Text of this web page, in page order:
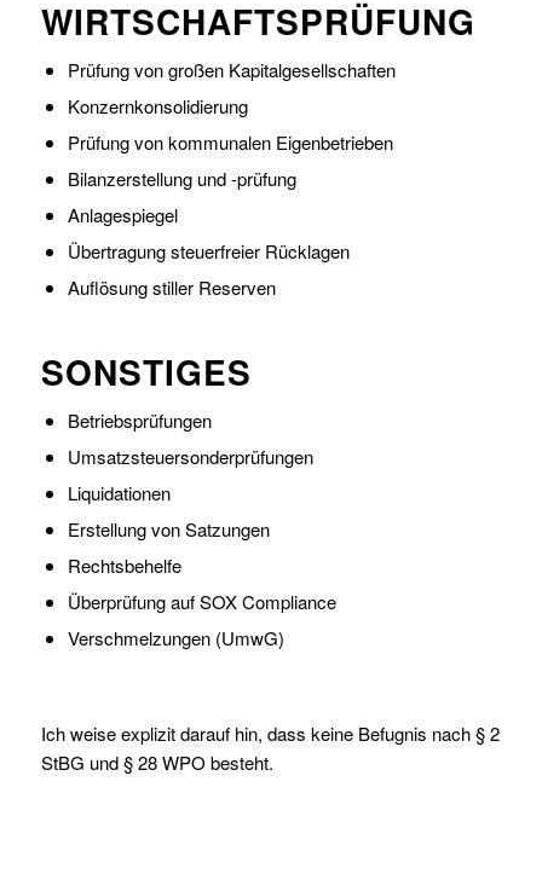
WIRTSCHAFTSPRÜFUNG
Prüfung von großen Kapitalgesellschaften
Konzernkonsolidierung
Prüfung von kommunalen Eigenbetrieben
Bilanzerstellung und -prüfung
Anlagespiegel
Übertragung steuerfreier Rücklagen
Auflösung stiller Reserven
SONSTIGES
Betriebsprüfungen
Umsatzsteuersonderprüfungen
Liquidationen
Erstellung von Satzungen
Rechtsbehelfe
Überprüfung auf SOX Compliance
Verschmelzungen (UmwG)
Ich weise explizit darauf hin, dass keine Befugnis nach § 2
StBG und § 28 WPO besteht.